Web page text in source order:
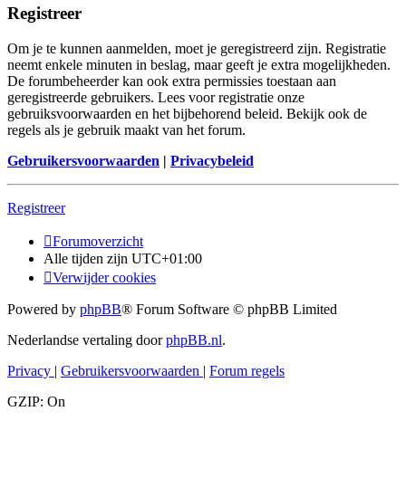
Registreer
Om je te kunnen aanmelden, moet je geregistreerd zijn. Registratie
neemt enkele minuten in beslag, maar geeft je extra mogelijkheden.
De forumbeheerder kan ook extra permissies toestaan aan
geregistreerde gebruikers. Lees voor registratie onze
gebruiksvoorwaarden en het bijbehorend beleid. Bekijk ook de
regels als je gebruik maakt van het forum.
Gebruikersvoorwaarden | Privacybeleid
Registreer
Forumoverzicht
Alle tijden zijn UTC+01:00
Verwijder cookies
Powered by phpBB® Forum Software © phpBB Limited
Nederlandse vertaling doorphpBB.nl.
Privacy | Gebruikersvoorwaarden | Forum regels
GZIP: On